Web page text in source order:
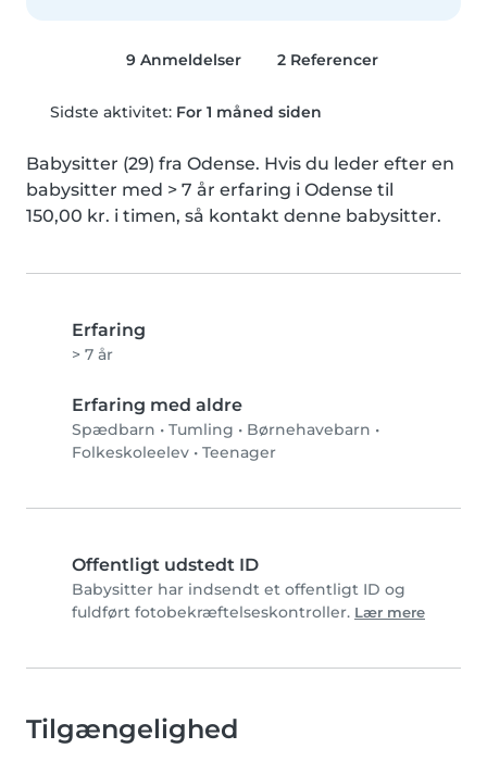
9 Anmeldelser 2 Referencer
Sidste aktivitet: For 1 måned siden
Babysitter (29) fra Odense. Hvis du leder efter en
babysitter med > 7 år erfaring i Odense til
150,00 kr. i timen, så kontakt denne babysitter.
Erfaring
> 7 år
Erfaring med aldre
Spædbarn • Tumling • Børnehavebarn •
Folkeskoleelev • Teenager
Offentligt udstedt ID
Babysitter har indsendt et offentligt ID og
fuldført fotobekræftelseskontroller. Lær mere
Tilgængelighed